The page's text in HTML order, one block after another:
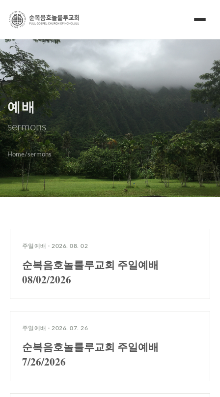
예배
sermons
Home/sermons
주일예배 · 2026. 08. 02
순복음호놀룰루교회 주일예배
08/02/2026
주일예배 · 2026. 07. 26
순복음호놀룰루교회 주일예배
7/26/2026